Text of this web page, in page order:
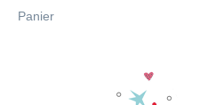
Panier